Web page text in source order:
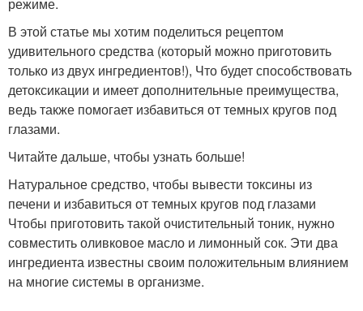
В этой статье мы хотим поделиться рецептом
удивительного средства (который можно приготовить
только из двух ингредиентов!), Что будет способствовать
детоксикации и имеет дополнительные преимущества,
ведь также помогает избавиться от темных кругов под
глазами.
Читайте дальше, чтобы узнать больше!
Натуральное средство, чтобы вывести токсины из
печени и избавиться от темных кругов под глазами
Чтобы приготовить такой очистительный тоник, нужно
совместить оливковое масло и лимонный сок. Эти два
ингредиента известны своим положительным влиянием
на многие системы в организме.